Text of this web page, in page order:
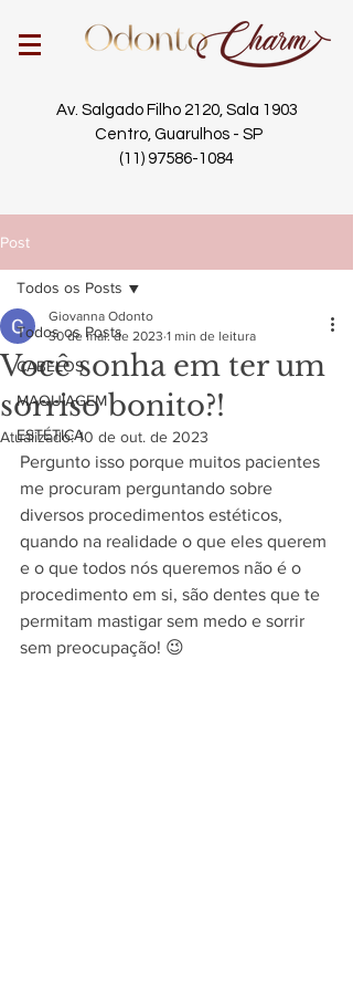
Av. Salgado Filho 2120, Sala 1903
Centro, Guarulhos - SP
(11) 97586-1084
Post
Todos os Posts
CABELOS
MAQUIAGEM
ESTÉTICA
Todos os Posts
Você sonha em ter um
sorriso bonito?!
Giovanna Odonto
30 de mai. de 2023 1 min de leitura
Atualizado:10 de out. de 2023
Pergunto isso porque muitos pacientes
me procuram perguntando sobre
diversos procedimentos estéticos,
quando na realidade o que eles querem
e o que todos nós queremos não é o
procedimento em si, são dentes que te
permitam mastigar sem medo e sorrir
sem preocupação! 😉